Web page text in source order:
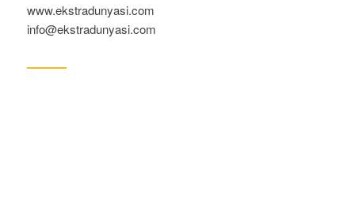
www.ekstradunyasi.com
info@ekstradunyasi.com